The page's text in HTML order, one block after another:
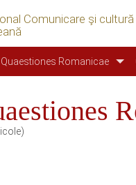
Comunicare şi cultură
Quaestiones Romanicae